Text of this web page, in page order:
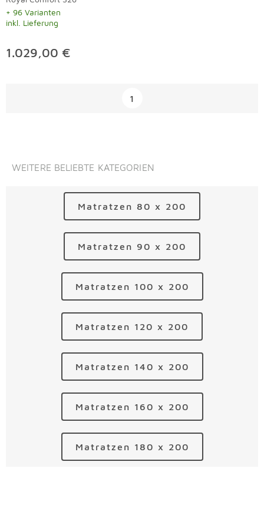
+ 96 Varianten
inkl. Lieferung
1.029,00 €
1
WEITERE BELIEBTE KATEGORIEN
Matratzen 80 x 200
Matratzen 90 x 200
Matratzen 100 x 200
Matratzen 120 x 200
Matratzen 140 x 200
Matratzen 160 x 200
Matratzen 180 x 200